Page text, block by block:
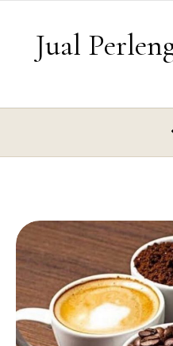
Jual